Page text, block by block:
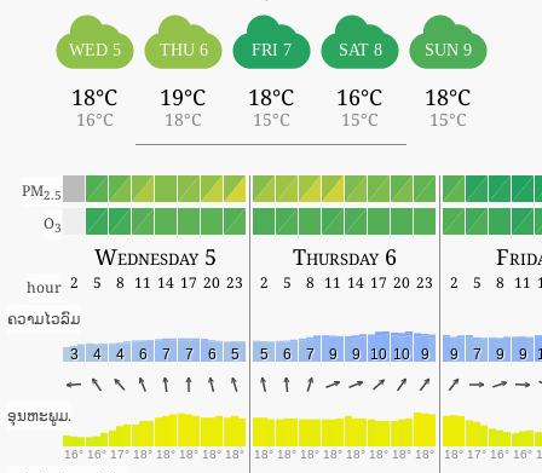
WED 5
18°C
16°C
THU 6
19°C
18°C
FRI 7
18°C
15°C
SAT 8
16°C
15°C
SUN 9
18°C
15°C
PM2.5
O3
Wednesday 5 Thursday 6
hour 2 5 8 11 14 17 20 23 2 5 8 11 14 17 20 23 2 5 8 11
ຄວາມໄວລົມ
3 4 4 6 7 7 6 5 5 6 7 9 9 10 10 9 9 7 9 9
ອຸນຫະພູມ.
16° 16° 17° 18° 18° 18° 18° 18° 18° 18° 18° 18° 18° 18° 18° 18° 18° 17° 16° 16°